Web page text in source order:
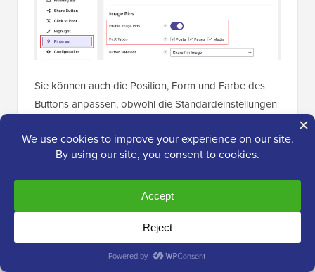
Sie können auch die Position, Form und Farbe des
Buttons anpassen, obwohl die Standardeinstellungen
Screenshot unten).
Wenn Sie möchten, dass der Pinterest-Button auch
dann angezeigt wird, wenn Sie nicht mit der Maus
über ein Bild fahren, stellen Sie sicher, dass Sie die
Option „Immer anzeigen“ aktivieren.